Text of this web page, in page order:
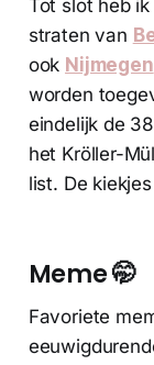
Tot slot heb
straten van
ook Nijmegen
worden
eindelijk de
het Kröller-
list. De
Meme 🤭
Favoriete